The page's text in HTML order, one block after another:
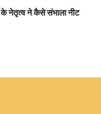
के नेतृत्व ने कैसे संभाला नीट